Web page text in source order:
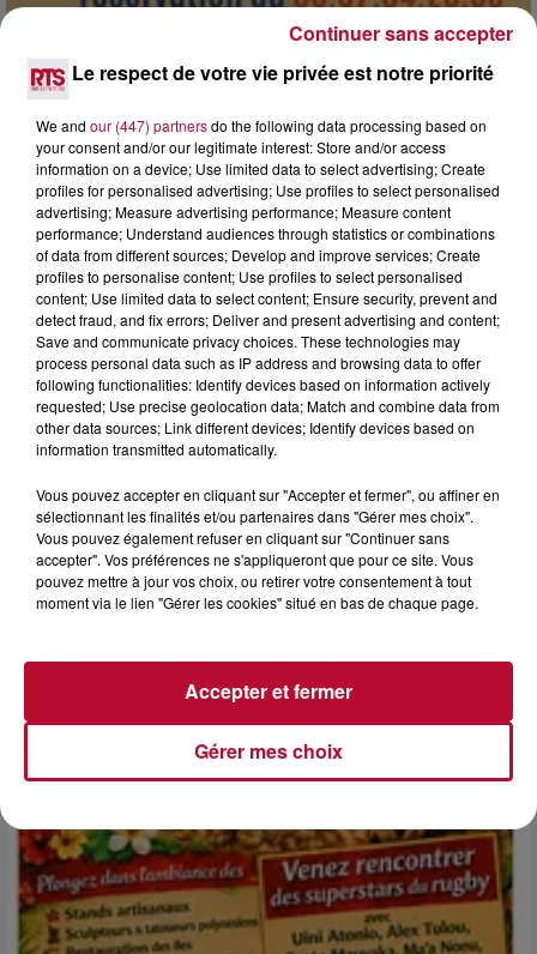
7 août 2026
DINER CONCERT À LA MJC DE MARSEILLAN
6 août 2026
NÎMES : « LE RÊVE DU GLADIATEUR » INVESTIT
LES ARÈNES CES 3...
Après un franc succès l'été dernier, le spectacle « Le Rêve
du gladiateur » revient illuminer l'amphithéâtre romain les 6,
Le respect de votre vie privée est notre priorité
We and our (447) partnersdo the following data processing based on
your consent and/or our legitimate interest: Store and/or access
information on a device; Use limited data to select advertising; Create
profiles for personalised advertising; Use profiles to select personalised
advertising; Measure advertising performance; Measure content
performance; Understand audiences through statistics or combinations
of data from different sources; Develop and improve services; Create
profiles to personalise content; Use profiles to select personalised
content; Use limited data to select content; Ensure security, prevent and
detect fraud, and fix errors; Deliver and present advertising and content;
Save and communicate privacy choices. These technologies may
process personal data such as IP address and browsing data to offer
following functionalities: Identify devices based on information actively
requested; Use precise geolocation data; Match and combine data from
other data sources; Link different devices; Identify devices based on
information transmitted automatically.
Vous pouvez accepter en cliquant sur "Accepter et fermer", ou affiner en
sélectionnant les finalités et/ou partenaires dans "Gérer mes choix".
Vous pouvez également refuser en cliquant sur "Continuer sans
accepter". Vos préférences ne s'appliqueront que pour ce site. Vous
pouvez mettre à jour vos choix, ou retirer votre consentement à tout
moment via le lien "Gérer les cookies" situé en bas de chaque page.
Gérer mes choix
Accepter et fermer
Continuer sans accepter